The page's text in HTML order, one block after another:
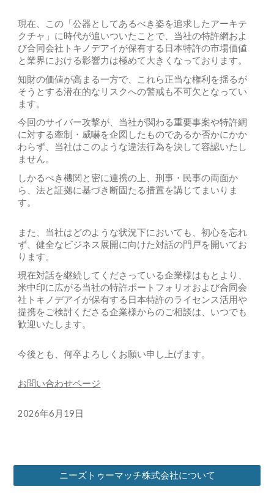
現在、この「公器としてあるべき姿を追求したアーキテ
クチャ」に時代が追いついたことで、当社の特許網およ
び合同会社トキノデアイが保有する日本特許の市場価値
と業界における影響力は極めて大きくなっております。
知財の価値が高まる一方で、これら正当な権利を揺るが
そうとする潜在的なリスクへの警戒も不可欠となってい
ます。
今回のサイバー攻撃が、当社が関わる重要事案や特許網
に対する牽制・威嚇を企図したものであるか否かにかか
わらず、当社はこのような違法行為を決して容認いたし
ません。
しかるべき機関と密に連携の上、刑事・民事の両面か
ら、法と証拠に基づき断固たる措置を講じてまいりま
す。
また、当社はどのような状況下においても、初心を忘れ
ず、健全なビジネス展開に向けた対話の門戸を開いてお
ります。
現在対話を継続してくださっている企業様はもとより、
米中印に広がる当社の特許ポートフォリオおよび合同会
社トキノデアイが保有する日本特許のライセンス活用や
提携をご検討くださる企業様からのご相談は、いつでも
歓迎いたします。
今後とも、何卒よろしくお願い申し上げます。
お問い合わせページ
2026年6月19日
ニーズトゥーマッチ株式会社について